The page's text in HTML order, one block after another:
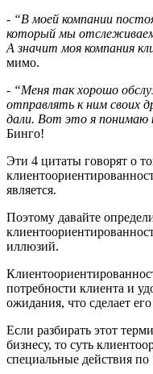
- “В моей компании
который мы
А значит моя компания
мимо.
- “Меня так хорошо
отправлять к ним своих
дали. Вот это я понимаю
Бинго!
Эти 4 цитаты говорят о
является.
Поэтому давайте
иллюзий.
потребности клиента и
ожидания, что сделает
Если разбирать этот
бизнесу, то суть
специальные действия